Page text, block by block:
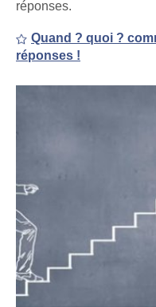
réponses.
Quand ? quoi ?
réponses !